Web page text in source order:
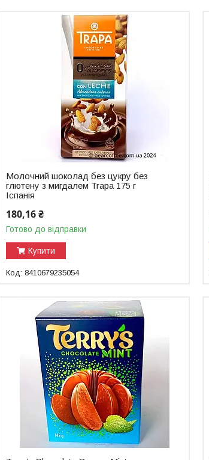
Молочний шоколад без цукру без
глютену з мигдалем Trapa 175 г
Іспанія
180,16 ₴
Готово до відправки
Купити
8410679235054